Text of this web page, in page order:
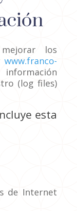
los
www.franco-
(log files)
esta
de Internet